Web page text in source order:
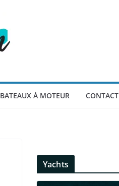
BATEAUX À MOTEUR CONTACT
Yachts